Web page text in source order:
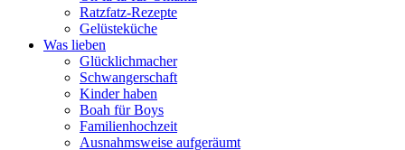
Ratzfatz-Rezepte
Gelüsteküche
Was lieben
Glücklichmacher
Schwangerschaft
Kinder haben
Boah für Boys
Familienhochzeit
Ausnahmsweise aufgeräumt